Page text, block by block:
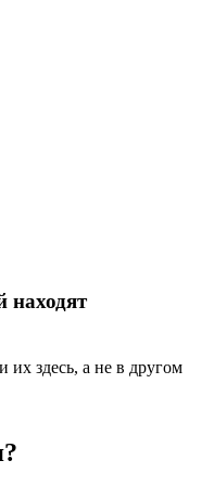
находят
их здесь, а не в другом